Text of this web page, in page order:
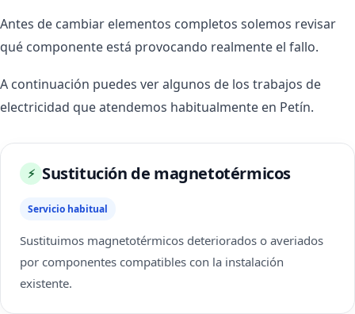
Antes de cambiar elementos completos solemos revisar
qué componente está provocando realmente el fallo.
A continuación puedes ver algunos de los trabajos de
electricidad que atendemos habitualmente en Petín.
⚡ Sustitución de magnetotérmicos
Servicio habitual
Sustituimos magnetotérmicos deteriorados o averiados
por componentes compatibles con la instalación
existente.